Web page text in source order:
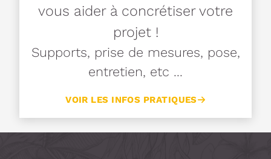
vous aider à concrétiser votre
projet !
Supports, prise de mesures, pose,
entretien, etc ...
VOIR LES INFOS PRATIQUES